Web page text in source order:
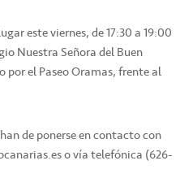
este viernes, de 17:30 a 19:00
Nuestra Señora del Buen
por el Paseo Oramas, frente al
de ponerse en contacto con
o vía telefónica (626-